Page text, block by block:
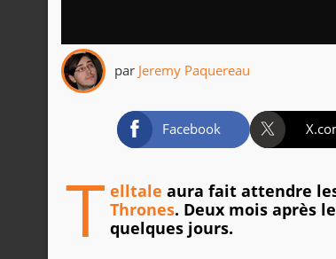
par Jeremy Paquereau
Facebook
T elltale aura fait attendre
Thrones. Deux mois après
quelques jours.